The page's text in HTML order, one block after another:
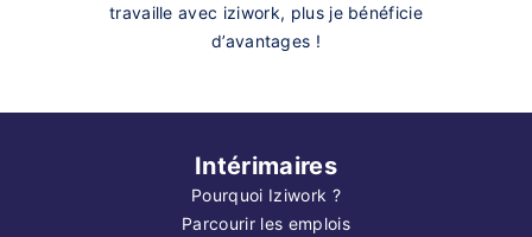
travaille avec iziwork, plus je bénéficie
d’avantages !
Intérimaires
Pourquoi Iziwork ?
Parcourir les emplois